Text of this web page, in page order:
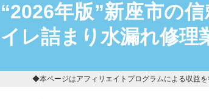
“2026年版”新座市の
イレ詰まり水漏れ修理
◆本ページはアフィリエイトプログラムによる収益を